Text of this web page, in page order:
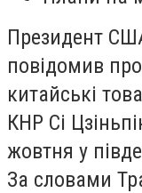
Президент
повідомив
китайські
КНР Сі
жовтня у
За словами